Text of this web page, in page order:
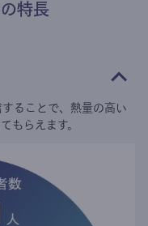
の特長
ることで、熱量の高い
もらえます。